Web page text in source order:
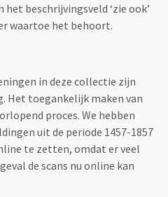
beschrijvingsveld ‘zie ook’
waartoe het behoort.
in deze collectie zijn
Het toegankelijk maken van
proces. We hebben
uit de periode 1457-1857
te zetten, omdat er veel
de scans nu online kan